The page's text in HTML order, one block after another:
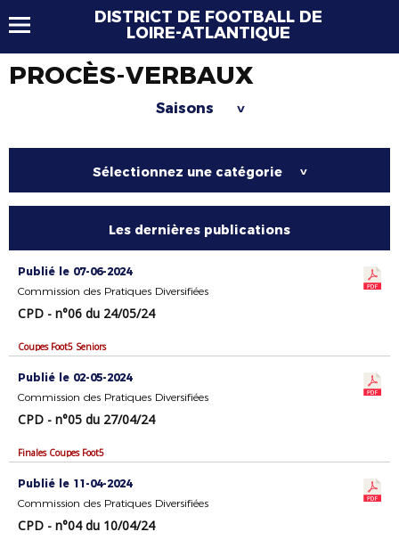
DISTRICT DE FOOTBALL DE
LOIRE-ATLANTIQUE
PROCÈS-VERBAUX
Saisons >
Sélectionnez une catégorie >
Les dernières publications
Publié le 07-06-2024
Commission des Pratiques Diversifiées
CPD - n°06 du 24/05/24
Coupes Foot5 Seniors
Publié le 02-05-2024
Commission des Pratiques Diversifiées
CPD - n°05 du 27/04/24
Finales Coupes Foot5
Publié le 11-04-2024
Commission des Pratiques Diversifiées
CPD - n°04 du 10/04/24